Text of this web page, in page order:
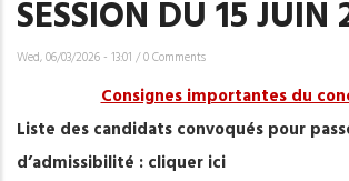
SESSION DU 15 JUIN
Wed, 06/03/2026 - 13:01 /0 Comments
Consignes importantes du
Liste des candidats convoqués pour
d’admissibilité : cliquer ici